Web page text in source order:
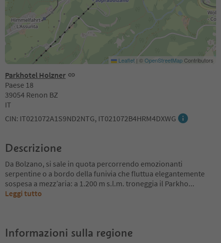
Parkhotel Holzner
Paese 18
39054 Renon BZ
IT
CIN: IT021072A1S9ND2NTG, IT021072B4HRM4DXWG
Leaflet | ©OpenStreetMapContributors
Descrizione
Da Bolzano, si sale in quota percorrendo emozionanti
serpentine o a bordo della funivia che fluttua elegantemente
sospesa a mezz’aria: a 1.200 m s.l.m. troneggia il Parkho...
Leggi tutto
Informazioni sulla regione